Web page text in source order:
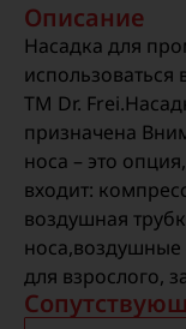
Описание
Насадка для
использоваться
TM Dr.
призначена
носа – это
входит:
воздушная
носа,воздушные
для взрослого,